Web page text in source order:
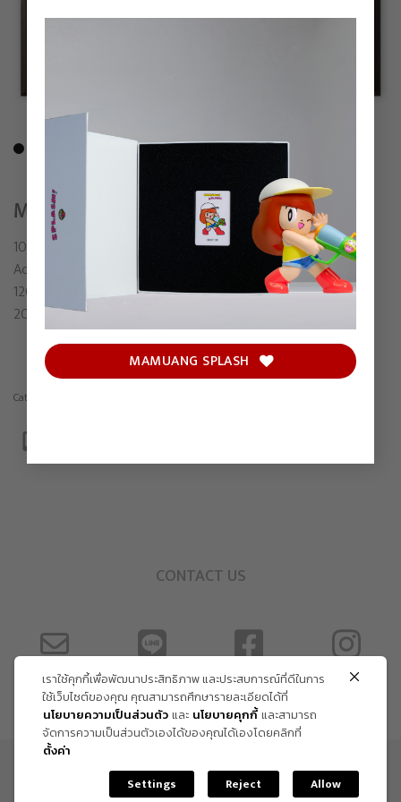
MAMUANG SPLASH
MEDUSA
1000TENTACLES
Acrylic on canvas
120 x 160.5 cm (including frame)
2024
Category:
CONTACT US
ข้อกำหนด และเงื่อนไข
เราใช้คุกกี้เพื่อพัฒนาประสิทธิภาพ และประสบการณ์ที่ดีในการ
ใช้เว็บไซต์ของคุณ คุณสามารถศึกษารายละเอียดได้ที่
นโยบายความเป็นส่วนตัวและ นโยบายคุกกี้และสามารถ
จัดการความเป็นส่วนตัวเองได้ของคุณได้เองโดยคลิกที่
ตั้งค่า
Settings
Reject Allow